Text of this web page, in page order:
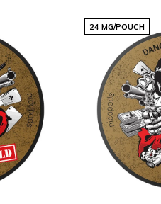
via een
altijd voor je klaarstaat
actuele voorraad,
bereikbaarheid,
toe bent. Dankzij
professioneel
24 MG/POUCH